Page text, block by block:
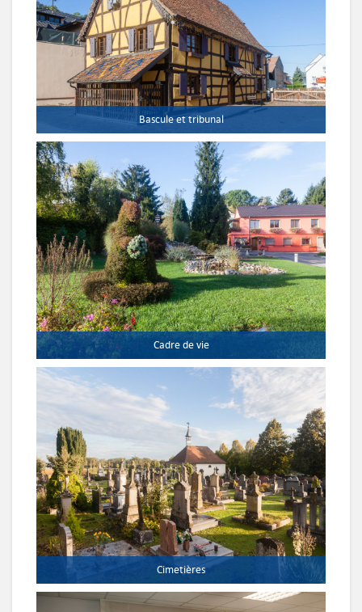
Bascule et tribunal
Cadre de vie
Cimetières